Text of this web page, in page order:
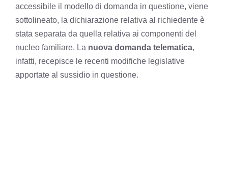
accessibile il modello di domanda in questione, viene
sottolineato, la dichiarazione relativa al richiedente è
stata separata da quella relativa ai componenti del
nucleo familiare. La nuova domanda telematica,
infatti, recepisce le recenti modifiche legislative
apportate al sussidio in questione.